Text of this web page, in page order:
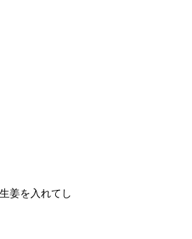
姜を入れてし